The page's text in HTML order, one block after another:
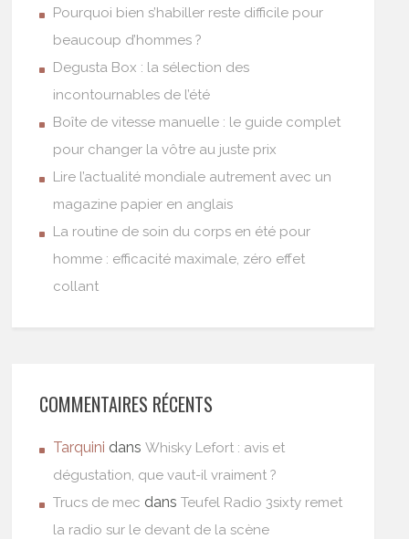
Pourquoi bien s’habiller reste difficile pour
beaucoup d’hommes ?
Degusta Box : la sélection des
incontournables de l’été
Boîte de vitesse manuelle : le guide complet
pour changer la vôtre au juste prix
Lire l’actualité mondiale autrement avec un
magazine papier en anglais
La routine de soin du corps en été pour
homme : efficacité maximale, zéro effet
collant
COMMENTAIRES RÉCENTS
Tarquini dansWhisky Lefort : avis et
dégustation, que vaut-il vraiment ?
Trucs de mec dansTeufel Radio 3sixty remet
la radio sur le devant de la scène